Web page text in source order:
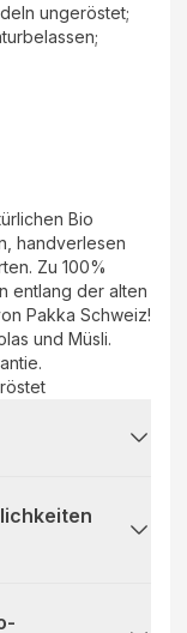
ungeröstet;
Bio
handverlesen
Zu 100%
entlang der alten
Pakka Schweiz!
und Müsli.